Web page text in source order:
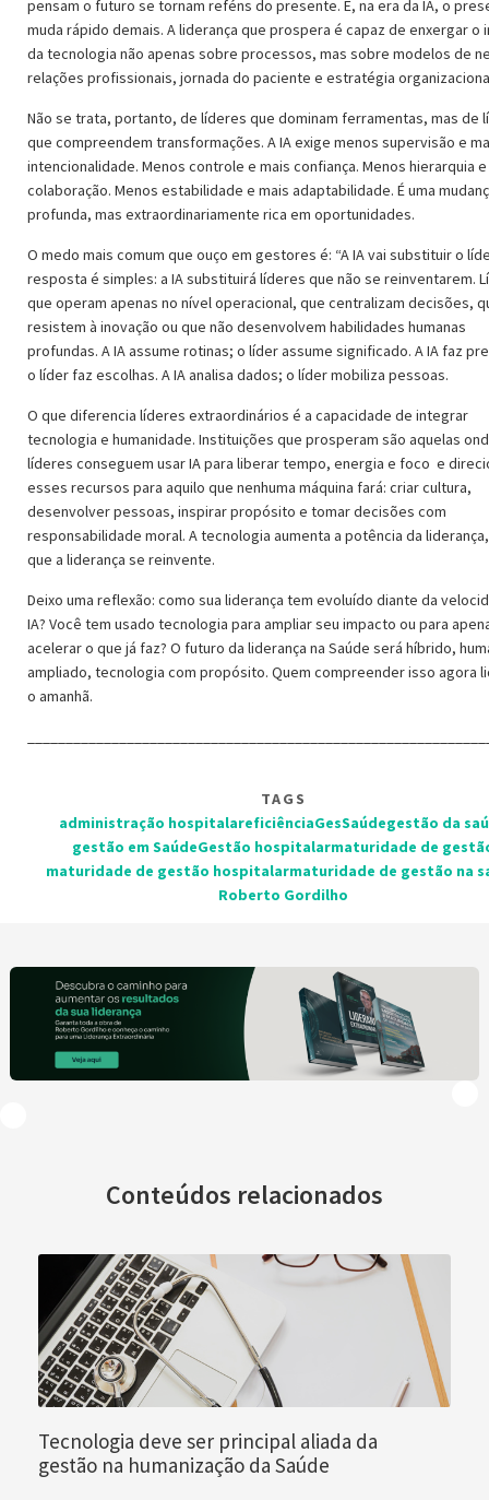
pensam o futuro se tornam reféns do presente. E, na era da IA, o
muda rápido demais. A liderança que prospera é capaz de enxergar o
da tecnologia não apenas sobre processos, mas sobre modelos de
relações profissionais, jornada do paciente e estratégia
Não se trata, portanto, de líderes que dominam ferramentas, mas de
que compreendem transformações. A IA exige menos supervisão e
intencionalidade. Menos controle e mais confiança. Menos hierarquia
colaboração. Menos estabilidade e mais adaptabilidade. É uma
profunda, mas extraordinariamente rica em oportunidades.
O medo mais comum que ouço em gestores é: “A IA vai substituir o
resposta é simples: a IA substituirá líderes que não se reinventarem.
que operam apenas no nível operacional, que centralizam decisões,
resistem à inovação ou que não desenvolvem habilidades humanas
profundas. A IA assume rotinas; o líder assume significado. A IA faz
o líder faz escolhas. A IA analisa dados; o líder mobiliza pessoas.
O que diferencia líderes extraordinários é a capacidade de integrar
tecnologia e humanidade. Instituições que prosperam são aquelas
líderes conseguem usar IA para liberar tempo, energia e foco e
esses recursos para aquilo que nenhuma máquina fará: criar cultura,
desenvolver pessoas, inspirar propósito e tomar decisões com
responsabilidade moral. A tecnologia aumenta a potência da
que a liderança se reinvente.
Deixo uma reflexão: como sua liderança tem evoluído diante da
IA? Você tem usado tecnologia para ampliar seu impacto ou para
acelerar o que já faz? O futuro da liderança na Saúde será híbrido,
ampliado, tecnologia com propósito. Quem compreender isso agora
o amanhã.
TAGS
administração hospitalareficiênciaGesSaúdegestão da
gestão em SaúdeGestão hospitalarmaturidade de
maturidade de gestão hospitalarmaturidade de gestão na
Roberto Gordilho
Conteúdos relacionados
Tecnologia deve ser principal aliada da
gestão na humanização da Saúde